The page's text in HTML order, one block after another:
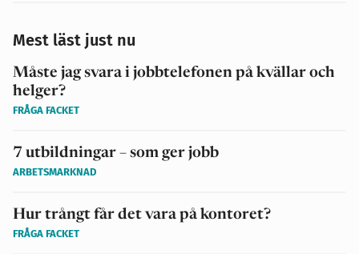
Mest läst just nu
Måste jag svara i jobbtelefonen på kvällar och
helger?
FRÅGA FACKET
7 utbildningar – som ger jobb
ARBETSMARKNAD
Hur trångt får det vara på kontoret?
FRÅGA FACKET